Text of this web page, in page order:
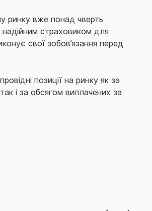
ринку вже понад чверть
страховиком для
свої зобов’язання перед
позиції на ринку як за
і за обсягом виплачених за
за обсягом премій та